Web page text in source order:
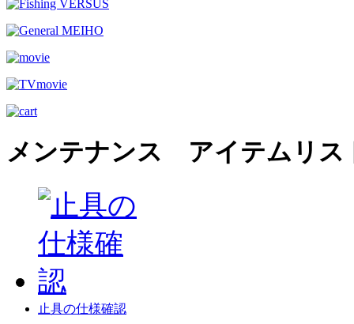
メンテナンス アイテムリス
止具の仕様確認